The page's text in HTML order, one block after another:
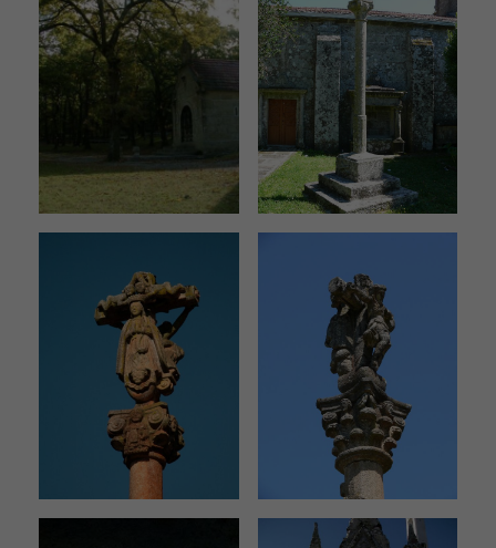
Experiencia
Para que
nuestra web
funcione lo
mejor posible
durante tu
visita. Si
rechaza estas
cookies,
algunas
funcionalidades
Contenido
Personalizado
Al compartir tu
comportamiento
mientras visitas
nuestro sitio,
aumentas la
posibilidad de
ver contenido
personalizados.